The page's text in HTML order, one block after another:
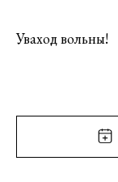
Уваход вольны!